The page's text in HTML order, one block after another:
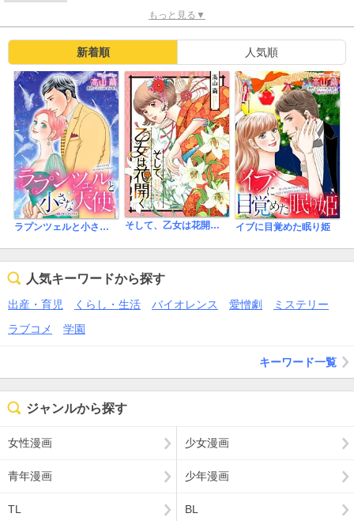
もっと見る▼
新着順 人気順
ラプンツェルと小さな天使 そして、乙女は花開く【合冊版】 イブに目覚めた眠り姫
人気キーワードから探す
出産・育児 くらし・生活 バイオレンス 愛憎劇
ミステリー
ラブコメ
学園
キーワード一覧
ジャンルから探す
女性漫画 少女漫画
青年漫画 少年漫画
TL BL